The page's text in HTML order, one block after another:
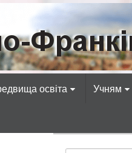
освіта Учням